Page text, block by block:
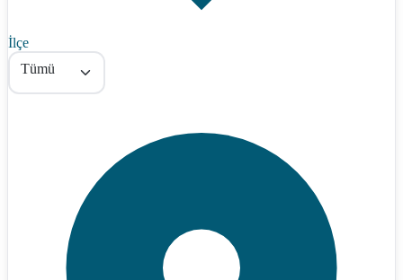
İlçe
Tümü